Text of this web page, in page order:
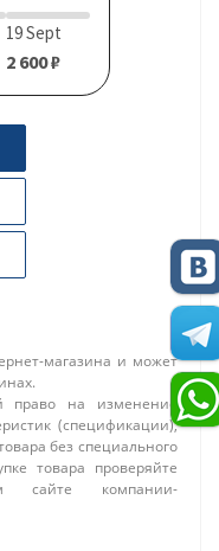
19 Sept
2 600 ₽
магазина и может
право на изменение
(спецификации),
без специального
товара проверяйте
сайте компании-